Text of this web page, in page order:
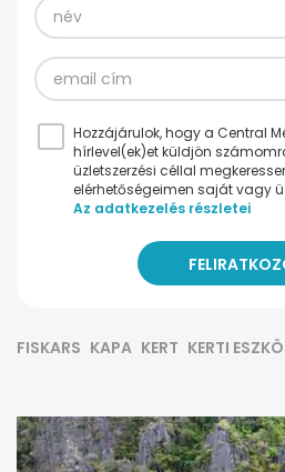
Hozzájárulok, hogy a Central
hírlevel(ek)et küldjön
üzletszerzési céllal
elérhetőségeimen saját vagy
Az adatkezelés részletei
FISKARS KAPA KERT KERTI